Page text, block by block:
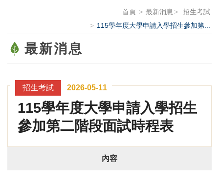
首頁 最新消息
招生考試
115學年度大學申請入學招生參加第...
最新消息
招生考試 2026-05-11
115學年度大學申請入學招生
參加第二階段面試時程表
內容